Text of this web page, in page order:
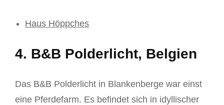
Haus Höppches
4. B&B Polderlicht, Belgien
Das B&B Polderlicht in Blankenberge war einst
eine Pferdefarm. Es befindet sich in idyllischer